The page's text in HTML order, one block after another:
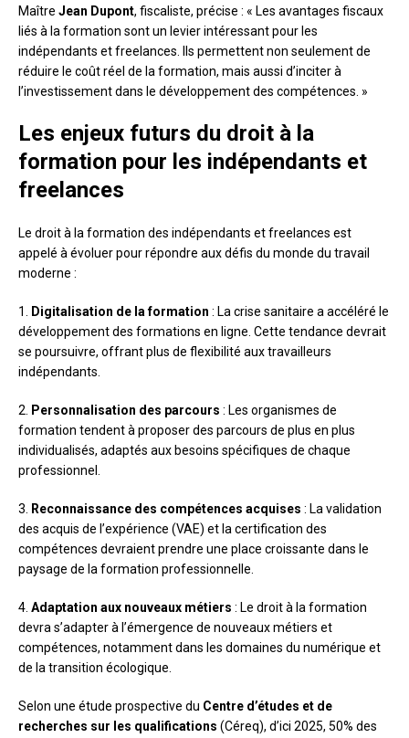
Maître Jean Dupont, fiscaliste, précise : « Les avantages fiscaux
liés à la formation sont un levier intéressant pour les
indépendants et freelances. Ils permettent non seulement de
réduire le coût réel de la formation, mais aussi d’inciter à
l’investissement dans le développement des compétences. »
Les enjeux futurs du droit à la
formation pour les indépendants et
freelances
Le droit à la formation des indépendants et freelances est
appelé à évoluer pour répondre aux défis du monde du travail
moderne :
1. Digitalisation de la formation : La crise sanitaire a accéléré le
développement des formations en ligne. Cette tendance devrait
se poursuivre, offrant plus de flexibilité aux travailleurs
indépendants.
2. Personnalisation des parcours : Les organismes de
formation tendent à proposer des parcours de plus en plus
individualisés, adaptés aux besoins spécifiques de chaque
professionnel.
3. Reconnaissance des compétences acquises : La validation
des acquis de l’expérience (VAE) et la certification des
compétences devraient prendre une place croissante dans le
paysage de la formation professionnelle.
4. Adaptation aux nouveaux métiers : Le droit à la formation
devra s’adapter à l’émergence de nouveaux métiers et
compétences, notamment dans les domaines du numérique et
de la transition écologique.
Selon une étude prospective du Centre d’études et de
recherches sur les qualifications (Céreq), d’ici 2025, 50% des